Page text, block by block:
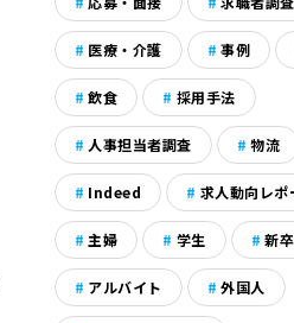
医療・介護 事例
飲食 採用手法
人事担当者調査 物流
Indeed 求人動向レポ
主婦 学生 新
アルバイト 外国人